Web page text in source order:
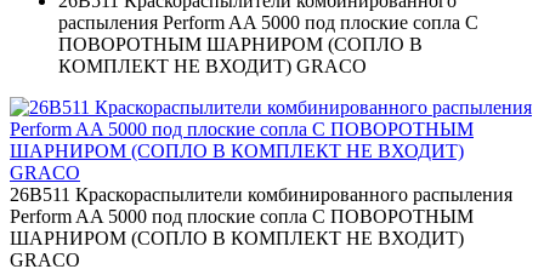
распыления Perform AA 5000 под плоские сопла С
ПОВОРОТНЫМ ШАРНИРОМ (СОПЛО В
КОМПЛЕКТ НЕ ВХОДИТ) GRACO
26B511 Краскораспылители комбинированного распыления
Perform AA 5000 под плоские сопла С ПОВОРОТНЫМ
ШАРНИРОМ (СОПЛО В КОМПЛЕКТ НЕ ВХОДИТ)
GRACO